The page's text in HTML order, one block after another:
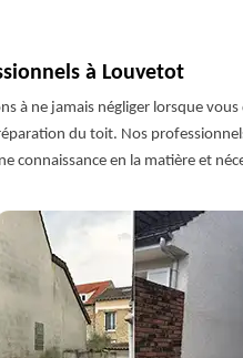
à Louvetot
à ne jamais négliger lorsque
du toit. Nos
connaissance en la matière et